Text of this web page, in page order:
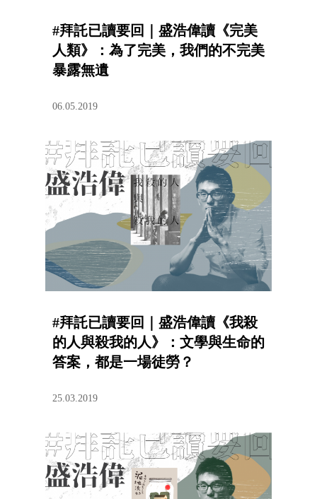
#拜託已讀要回｜盛浩偉讀《完美
人類》：為了完美，我們的不完美
暴露無遺
06.05.2019
#拜託已讀要回｜盛浩偉讀《我殺
的人與殺我的人》：文學與生命的
答案，都是一場徒勞？
25.03.2019